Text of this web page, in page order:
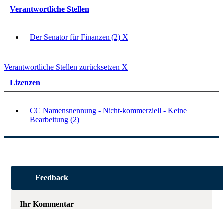
Verantwortliche Stellen
Der Senator für Finanzen (2) X
Verantwortliche Stellen zurücksetzen X
Lizenzen
CC Namensnennung - Nicht-kommerziell - Keine
Bearbeitung (2)
Feedback
Ihr Kommentar